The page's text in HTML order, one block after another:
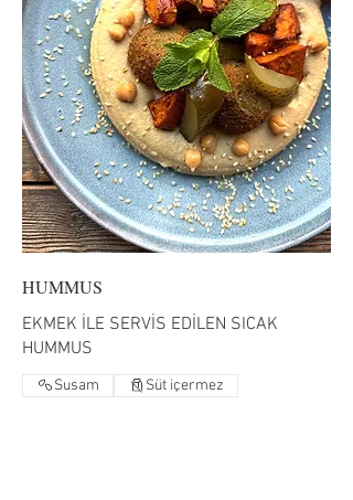
HUMMUS
EKMEK İLE SERVİS EDİLEN SICAK
HUMMUS
Susam Süt içermez